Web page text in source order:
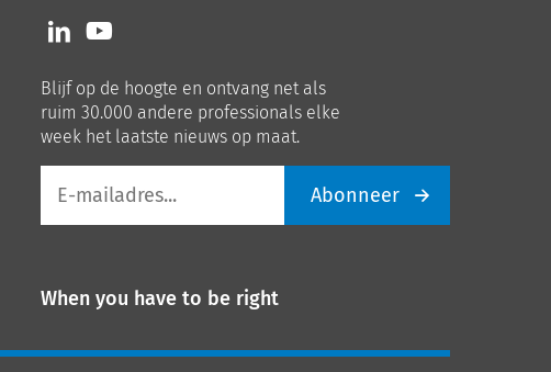
Volg
ons
LinkedIn
Volg
ons
Youtube
Blijf op de hoogte en ontvang net als
ruim 30.000 andere professionals elke
week het laatste nieuws op maat.
mailadres
Abonneer
When you have to be right